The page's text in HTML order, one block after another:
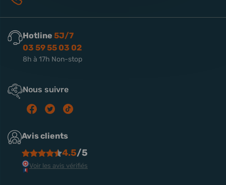
Hotline 5J/7
03 59 55 03 02
8h à 17h Non-stop
Nous suivre
Avis clients
4.5/5
Voir les avis vérifiés